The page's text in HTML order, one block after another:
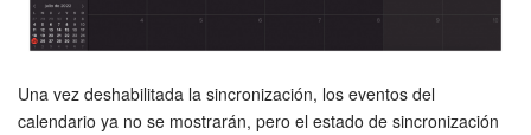
Firma electrónica para RR. HH.
Automatización
Una vez deshabilitada la sincronización, los eventos del
calendario ya no se mostrarán, pero el estado de sincronización